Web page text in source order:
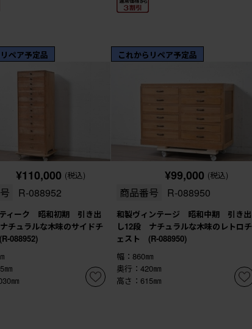
ペア予定品
¥110,000 (税込)
R-088952
ィーク 昭和初期 引き出
チュラルな木味のサイドチ
088952)
㎜
㎜
これからリペア予定品
¥99,000 (税込)
商品番号 R-088950
和製ヴィンテージ 昭和中期 引き出
し12段 ナチュラルな木味のレトロチ
ェスト (R-088950)
幅：860㎜
奥行：420㎜
高さ：615㎜